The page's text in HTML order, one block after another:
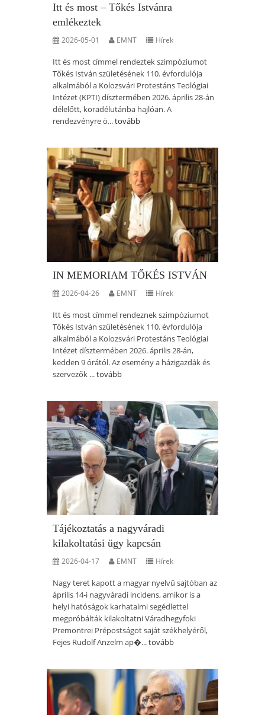
Itt és most – Tőkés Istvánra
emlékeztek
2026-05-01 EMNT Hírek
Itt és most címmel rendeztek szimpóziumot
Tőkés István születésének 110. évfordulója
alkalmából a Kolozsvári Protestáns Teológiai
Intézet (KPTI) dísztermében 2026. április 28-án
délelőtt, koradélutánba hajlóan. A
rendezvényre ö...tovább
IN MEMORIAM TŐKÉS ISTVÁN
2026-04-26 EMNT Hírek
Itt és most címmel rendeznek szimpóziumot
Tőkés István születésének 110. évfordulója
alkalmából a Kolozsvári Protestáns Teológiai
Intézet dísztermében 2026. április 28-án,
kedden 9 órától. Az esemény a házigazdák és
szervezők ...tovább
Tájékoztatás a nagyváradi
kilakoltatási ügy kapcsán
2026-04-17 EMNT Hírek
Nagy teret kapott a magyar nyelvű sajtóban az
április 14-i nagyváradi incidens, amikor is a
helyi hatóságok karhatalmi segédlettel
megpróbálták kilakoltatni Váradhegyfoki
Premontrei Prépostságot saját székhelyéről,
Fejes Rudolf Anzelm ap�...tovább